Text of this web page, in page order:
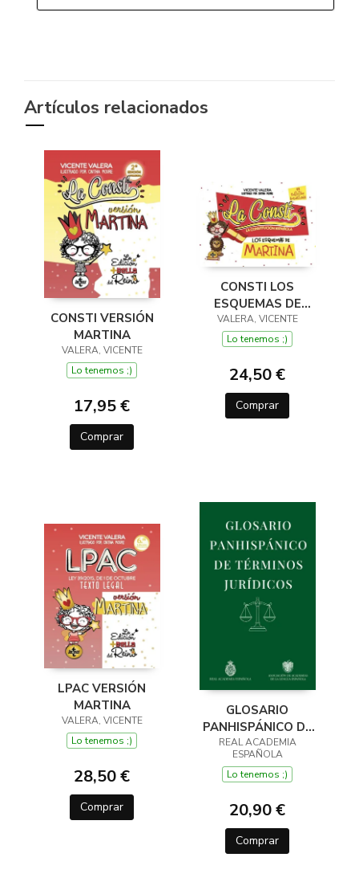
Artículos relacionados
CONSTI VERSIÓN
MARTINA
VALERA, VICENTE
Lo tenemos ;)
17,95 €
Comprar
CONSTI LOS
ESQUEMAS DE
MARTINA
VALERA, VICENTE
Lo tenemos ;)
24,50 €
Comprar
LPAC VERSIÓN
MARTINA
VALERA, VICENTE
Lo tenemos ;)
28,50 €
Comprar
GLOSARIO
PANHISPÁNICO DE
TÉRMINOS
JURÍDICOS
REAL ACADEMIA
ESPAÑOLA
Lo tenemos ;)
20,90 €
Comprar